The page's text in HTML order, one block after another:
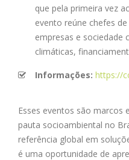
que pela primeira vez
evento reúne chefes
empresas e sociedade
climáticas,
Informações: https://
Esses eventos são marcos
pauta socioambiental no
referência global em
é uma oportunidade de